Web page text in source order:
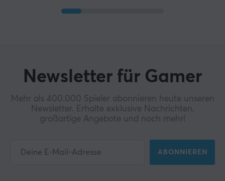
Newsletter für Gamer
Mehr als 400.000 Spieler abonnieren heute unseren
Newsletter. Erhalte exklusive Nachrichten,
großartige Angebote und noch mehr!
ABONNIEREN